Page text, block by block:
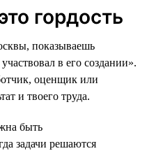
гордость
показываешь
в его создании».
оценщик или
и твоего труда.
быть
задачи решаются